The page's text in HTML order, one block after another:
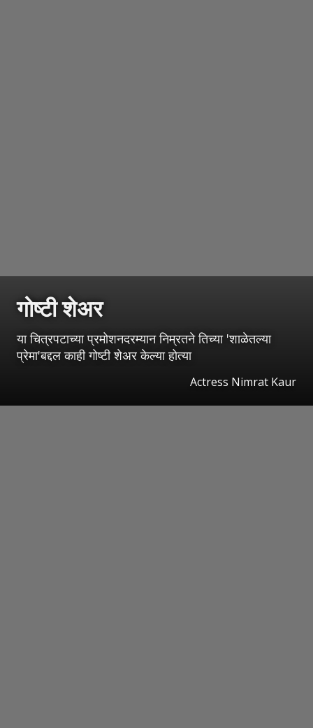
गोष्टी शेअर
या चित्रपटाच्या प्रमोशनदरम्यान निम्रतने तिच्या 'शाळेतल्या
प्रेमा'बद्दल काही गोष्टी शेअर केल्या होत्या
Actress Nimrat Kaur